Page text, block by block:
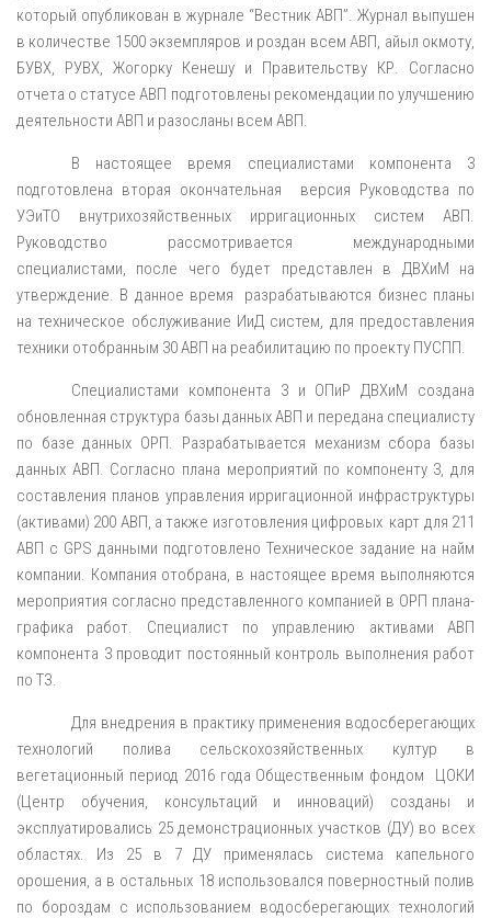
который опубликован в журнале “Вестник АВП”. Журнал выпушен
в количестве 1500 экземпляров и роздан всем АВП, айыл окмоту,
БУВХ, РУВХ, Жогорку Кенешу и Правительству КР. Согласно
отчета о статусе АВП подготовлены рекомендации по улучшению
деятельности АВП и разосланы всем АВП.
В настоящее время специалистами компонента 3
подготовлена вторая окончательная версия Руководства по
УЭиТО внутрихозяйственных ирригационных систем АВП.
Руководство рассмотривается международными
специалистами, после чего будет представлен в ДВХиМ на
утверждение. В данное время разрабатываются бизнес планы
на техническое обслуживание ИиД систем, для предоставления
техники отобранным 30 АВП на реабилитацию по проекту ПУСПП.
Специалистами компонента 3 и ОПиР ДВХиМ создана
обновленная структура базы данных АВП и передана специалисту
по базе данных ОРП. Разрабатывается механизм сбора базы
данных АВП. Согласно плана мероприятий по компоненту 3, для
составления планов управления ирригационной инфраструктуры
(активами) 200 АВП, а также изготовления цифровых карт для 211
АВП с GPS данными подготовлено Техническое задание на найм
компании. Компания отобрана, в настоящее время выполняются
мероприятия согласно представленного компанией в ОРП плана-
графика работ. Специалист по управлению активами АВП
компонента 3 проводит постоянный контроль выполнения работ
по ТЗ.
Для внедрения в практику применения водосберегающих
технологий полива сельскохозяйственных култур в
вегетационный период 2016 года Общественным фондом ЦОКИ
(Центр обучения, консультаций и инноваций) созданы и
эксплуатировались 25 демонстрационных участков (ДУ) во всех
областях. Из 25 в 7 ДУ применялась система капельного
орошения, а в остальных 18 использовался поверностный полив
по бороздам с использованием водосберегающих технологий